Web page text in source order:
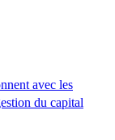
avec les
du capital